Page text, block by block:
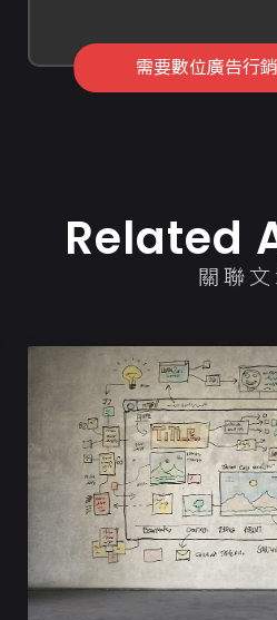
需要數位廣告行
Related
關聯